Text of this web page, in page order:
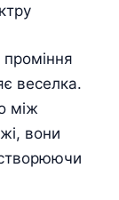
веселка.
між
вони